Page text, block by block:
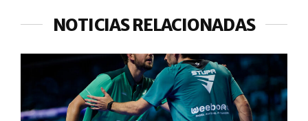
NOTICIAS RELACIONADAS